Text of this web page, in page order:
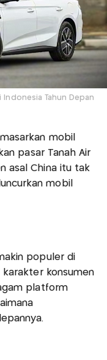
Indonesia Tahun Depan
mobil
pasar Tanah Air
asal China itu tak
mobil
populer di
karakter konsumen
platform